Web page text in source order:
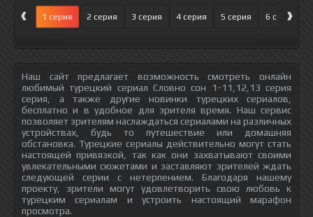
‹ 1 серия 2 серия 3 серия 4 серия 5 серия 6 серия
›
Наш сайт предлагает возможность смотреть онлайн
любимый турецкий сериал Словно сон 1-11,12,13 серия
серия, а также другие новинки турецких сериалов,
бесплатно и в удобное для зрителя время. Наш сервис
позволяет зрителям наслаждаться сериалами на различных
устройствах, будь то путешествие или домашняя
обстановка. Турецкие сериалы действительно могут стать
настоящей привязкой, так как они захватывают своими
увлекательными сюжетами и заставляют зрителей ждать
следующей серии с нетерпением. Благодаря нашему
проекту, зрители могут удовлетворить свою любовь к
турецким сериалам и устроить настоящий марафон
просмотра.